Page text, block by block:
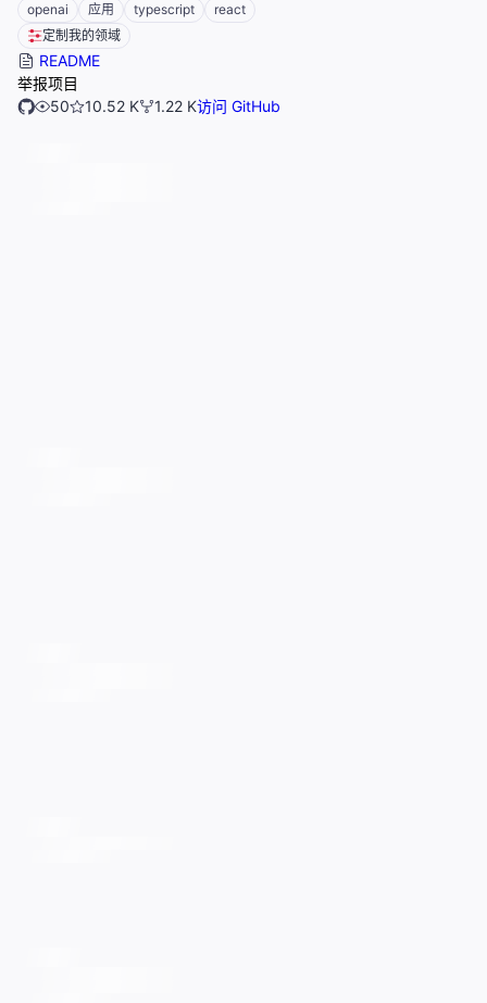
openai
应用 typescript
react
定制我的领域
README
举报项目
50
10.52 K 1.22 K访问 GitHub